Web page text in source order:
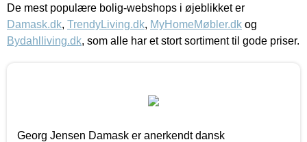
De mest populære bolig-webshops i øjeblikket er
Damask.dk, TrendyLiving.dk, MyHomeMøbler.dk og
Bydahlliving.dk, som alle har et stort sortiment til gode priser.
Georg Jensen Damask er anerkendt dansk